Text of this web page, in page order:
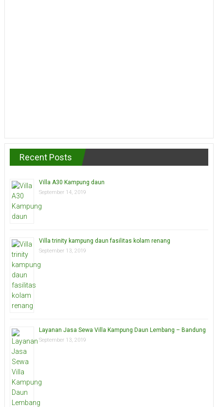
Recent Posts
Villa A30 Kampung daun
September 14, 2019
Villa trinity kampung daun fasilitas kolam renang
September 13, 2019
Layanan Jasa Sewa Villa Kampung Daun Lembang – Bandung
September 13, 2019